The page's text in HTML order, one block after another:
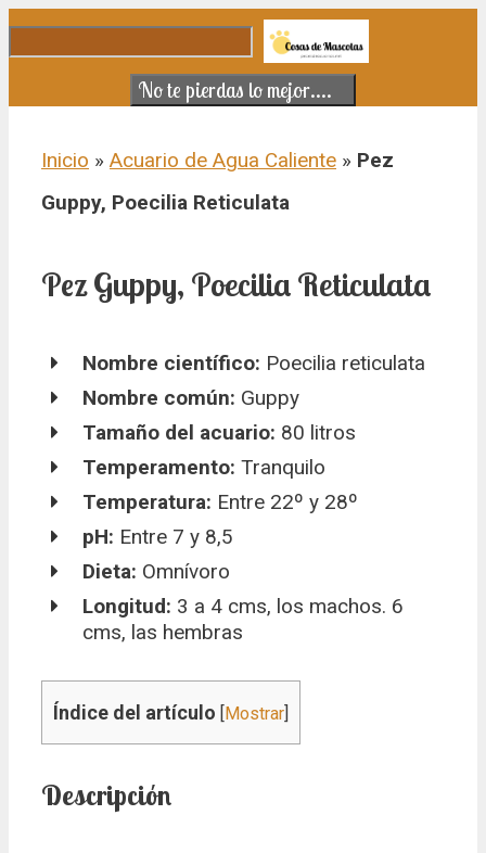
Saltar al contenido
No te pierdas lo mejor....
Inicio » Acuario de Agua Caliente » Pez
Guppy, Poecilia Reticulata
Pez Guppy, Poecilia Reticulata
Nombre científico: Poecilia reticulata
Nombre común: Guppy
Tamaño del acuario: 80 litros
Temperamento: Tranquilo
Temperatura: Entre 22º y 28º
pH: Entre 7 y 8,5
Dieta: Omnívoro
Longitud: 3 a 4 cms, los machos. 6
cms, las hembras
Índice del artículo Mostrar
Descripción